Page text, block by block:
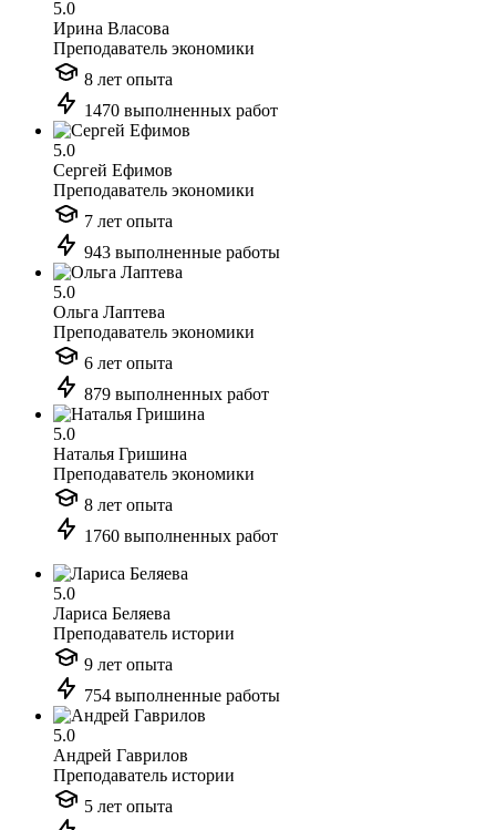
5.0
Ирина Власова
Преподаватель экономики
8 лет опыта
1470 выполненных работ
5.0
Сергей Ефимов
Преподаватель экономики
7 лет опыта
943 выполненные работы
5.0
Ольга Лаптева
Преподаватель экономики
6 лет опыта
879 выполненных работ
5.0
Наталья Гришина
Преподаватель экономики
8 лет опыта
1760 выполненных работ
5.0
Лариса Беляева
Преподаватель истории
9 лет опыта
754 выполненные работы
5.0
Андрей Гаврилов
Преподаватель истории
5 лет опыта